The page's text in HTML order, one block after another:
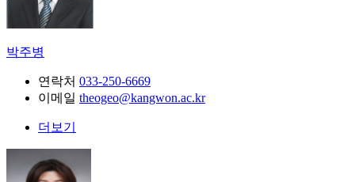
박주병
연락처 033-250-6669
이메일 theogeo@kangwon.ac.kr
더보기